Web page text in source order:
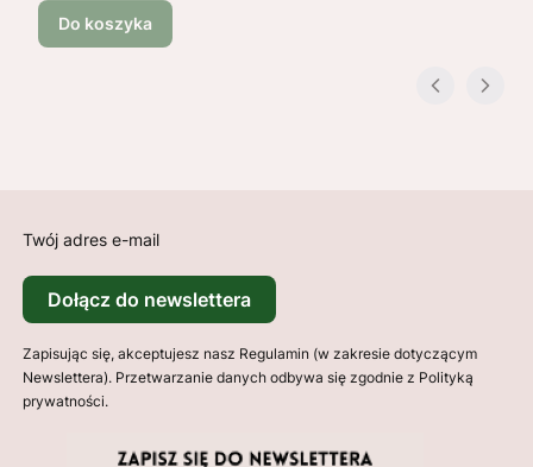
Do koszyka
Twój adres e-mail
Dołącz do newslettera
Zapisując się, akceptujesz nasz Regulamin (w zakresie dotyczącym
Newslettera). Przetwarzanie danych odbywa się zgodnie z Polityką
prywatności.